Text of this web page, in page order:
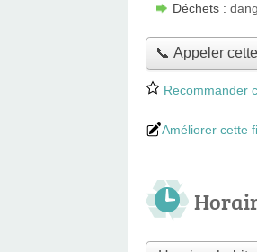
Déchets :
📞 Appeler
Recommander
Améliorer cette